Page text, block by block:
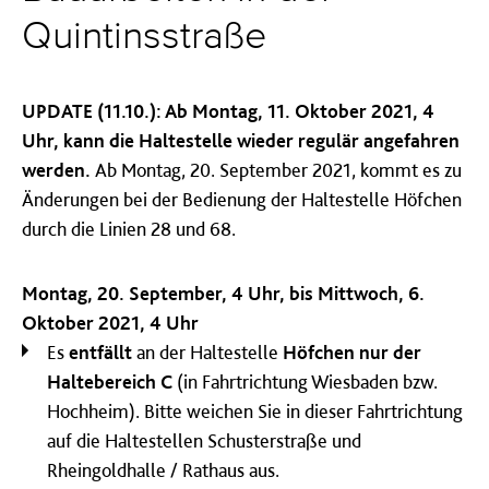
Quintinsstraße
UPDATE (11.10.): Ab Montag, 11. Oktober 2021, 4
Uhr, kann die Haltestelle wieder regulär angefahren
werden. Ab Montag, 20. September 2021, kommt es zu
Änderungen bei der Bedienung der Haltestelle Höfchen
durch die Linien 28 und 68.
Montag, 20. September, 4 Uhr, bis Mittwoch, 6.
Oktober 2021, 4 Uhr
Esentfälltan der Haltestelle Höfchen nur der
Haltebereich C (in Fahrtrichtung Wiesbaden bzw.
Hochheim). Bitte weichen Sie in dieser Fahrtrichtung
auf die Haltestellen Schusterstraße und
Rheingoldhalle / Rathaus aus.